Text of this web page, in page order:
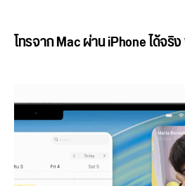
โทรจาก Mac ผ่าน iPhone ได้จ